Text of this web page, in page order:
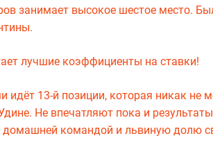
занимает высокое шестое место.
лучшие коэффициенты на ставки!
идёт 13-й позиции, которая никак не
Не впечатляют пока и результаты
домашней командой и львиную долю